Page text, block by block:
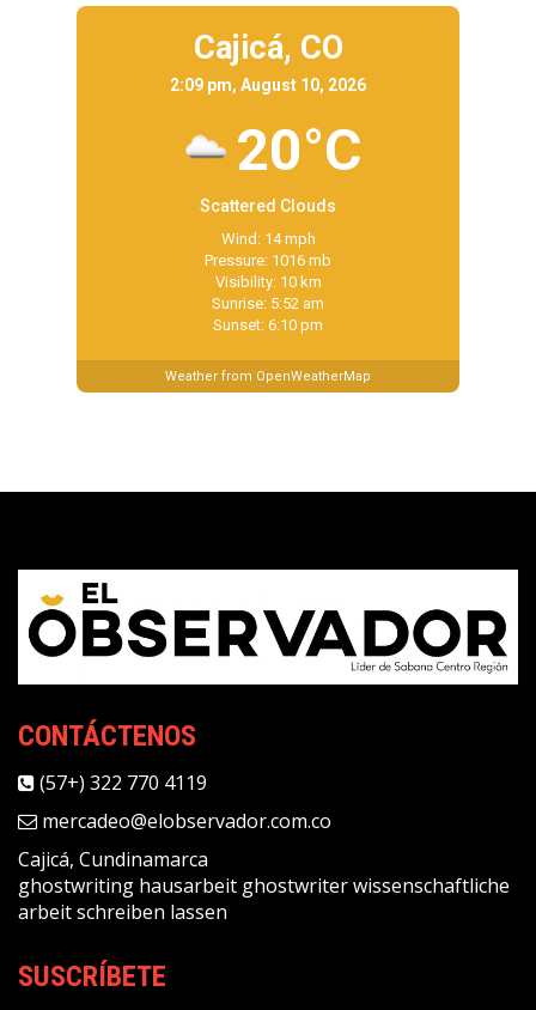
Cajicá, CO
2:09 pm, August 10, 2026
20°C
Scattered Clouds
Wind: 14 mph
Pressure: 1016 mb
Visibility: 10 km
Sunrise: 5:52 am
Sunset: 6:10 pm
Weather from OpenWeatherMap
CONTÁCTENOS
(57+) 322 770 4119
mercadeo@elobservador.com.co
Cajicá, Cundinamarca
ghostwriting hausarbeit ghostwriterwissenschaftliche
arbeit schreiben lassen
SUSCRÍBETE